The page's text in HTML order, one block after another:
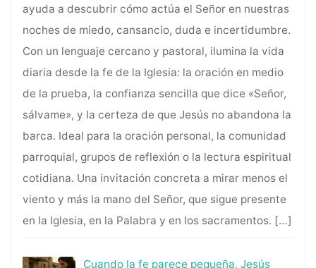
ayuda a descubrir cómo actúa el Señor en nuestras
noches de miedo, cansancio, duda e incertidumbre.
Con un lenguaje cercano y pastoral, ilumina la vida
diaria desde la fe de la Iglesia: la oración en medio
de la prueba, la confianza sencilla que dice «Señor,
sálvame», y la certeza de que Jesús no abandona la
barca. Ideal para la oración personal, la comunidad
parroquial, grupos de reflexión o la lectura espiritual
cotidiana. Una invitación concreta a mirar menos el
viento y más la mano del Señor, que sigue presente
en la Iglesia, en la Palabra y en los sacramentos. […]
Cuando la fe parece pequeña, Jesús